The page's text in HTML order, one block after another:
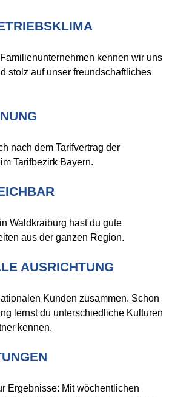
kennen wir uns
stolz auf unser freundschaftliches
nach dem Tarifvertrag der
Tarifbezirk Bayern.
Waldkraiburg hast du gute
aus der ganzen Region.
AUSRICHTUNG
Kunden zusammen. Schon
lernst du unterschiedliche Kulturen
kennen.
Ergebnisse: Mit wöchentlichen